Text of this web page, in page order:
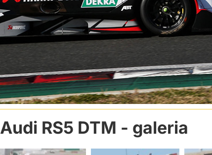
Audi RS5 DTM - galeria